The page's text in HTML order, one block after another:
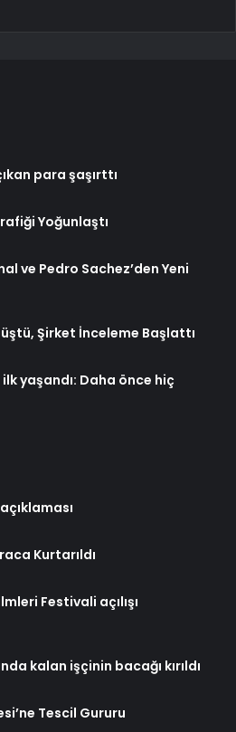
para şaşırttı
Yoğunlaştı
ve Pedro Sachez’den Yeni
Şirket İnceleme Başlattı
yaşandı: Daha önce hiç
Kurtarıldı
Festivali açılışı
kalan işçinin bacağı kırıldı
Tescil Gururu